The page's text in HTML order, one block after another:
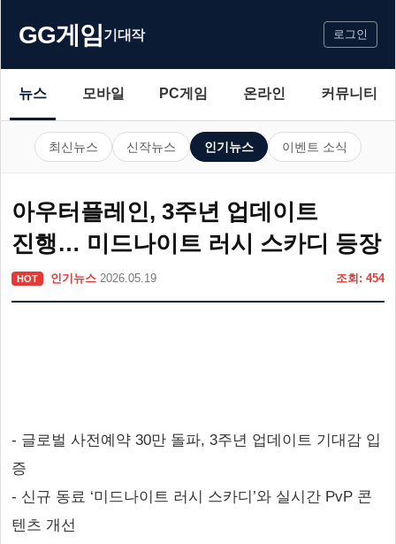
GG게임기대작 로그인
뉴스 모바일 PC게임 온라인 커뮤니티
최신뉴스 신작뉴스 인기뉴스 이벤트 소식
아우터플레인, 3주년 업데이트
진행… 미드나이트 러시 스카디 등장
HOT 인기뉴스 2026.05.19 조회: 454
- 글로벌 사전예약 30만 돌파, 3주년 업데이트 기대감 입
증
- 신규 동료 ‘미드나이트 러시 스카디’와 실시간 PvP 콘
텐츠 개선